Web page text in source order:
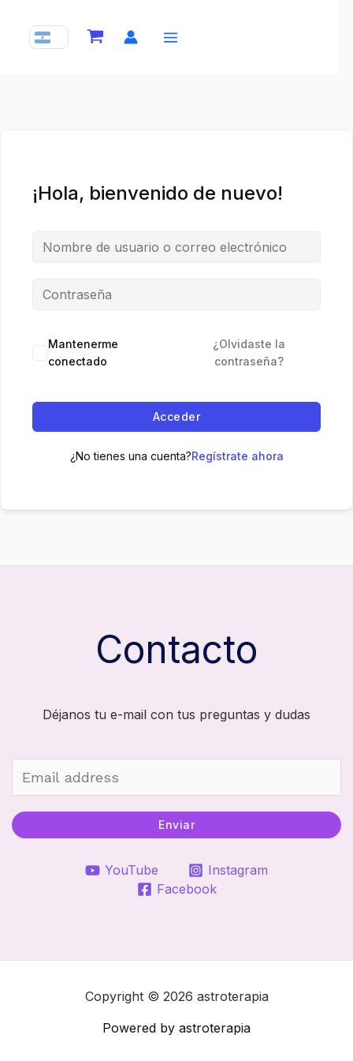
contenido
¡Hola, bienvenido de nuevo!
Mantenerme
conectado
¿Olvidaste la
contraseña?
Acceder
¿No tienes una cuenta?Regístrate ahora
Contacto
Déjanos tu e-mail con tus preguntas y dudas
Enviar
YouTube
Instagram
Facebook
Copyright © 2026 astroterapia
Powered by astroterapia